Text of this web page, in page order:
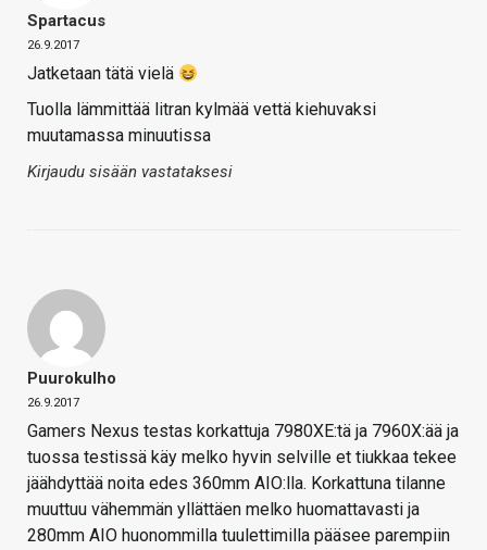
Spartacus
26.9.2017
Jatketaan tätä vielä
Tuolla lämmittää litran kylmää vettä kiehuvaksi
muutamassa minuutissa
Kirjaudu sisään vastataksesi
Puurokulho
26.9.2017
Gamers Nexus testas korkattuja 7980XE:tä ja 7960X:ää ja
tuossa testissä käy melko hyvin selville et tiukkaa tekee
jäähdyttää noita edes 360mm AIO:lla. Korkattuna tilanne
muuttuu vähemmän yllättäen melko huomattavasti ja
280mm AIO huonommilla tuulettimilla pääsee parempiin